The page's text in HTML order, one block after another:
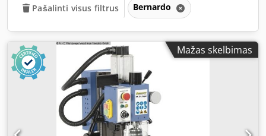
Pašalinti visus filtrus Bernardo
Mažas skelbimas